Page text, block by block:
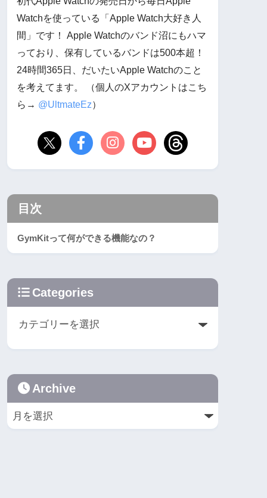
Watchを使っている「Apple Watch大好き人
間」です！ Apple Watchのバンド沼にもハマ
っており、保有しているバンドは500本超！
24時間365日、だいたいApple Watchのこと
を考えてます。 （個人のXアカウントはこち
ら→ @UltmateEz）
目次
GymKitって何ができる機能なの？
Categories
Archive